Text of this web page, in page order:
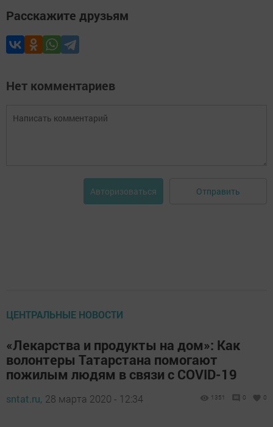
Расскажите друзьям
Нет комментариев
Авторизоваться Отправить
ЦЕНТРАЛЬНЫЕ НОВОСТИ
«Лекарства и продукты на дом»: Как
волонтеры Татарстана помогают
пожилым людям в связи с COVID-19
sntat.ru, 28 марта 2020 - 12:34 1351 0 0